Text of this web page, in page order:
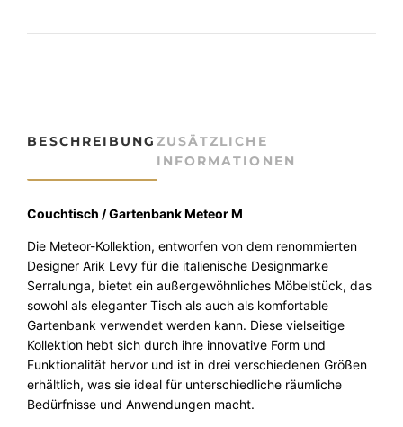
u
c
G
r
t
e
n
b
a
n
k
M
BESCHREIBUNG ZUSÄTZLICHE
INFORMATIONEN
Couchtisch / Gartenbank Meteor M
Die Meteor-Kollektion, entworfen von dem renommierten
Designer Arik Levy für die italienische Designmarke
Serralunga, bietet ein außergewöhnliches Möbelstück, das
sowohl als eleganter Tisch als auch als komfortable
Gartenbank verwendet werden kann. Diese vielseitige
Kollektion hebt sich durch ihre innovative Form und
Funktionalität hervor und ist in drei verschiedenen Größen
erhältlich, was sie ideal für unterschiedliche räumliche
Bedürfnisse und Anwendungen macht.